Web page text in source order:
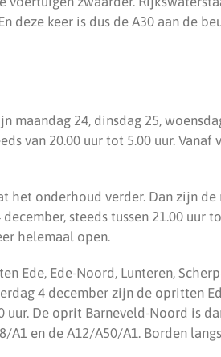
deze keer is dus de A30 aan de
maandag 24, dinsdag 25,
van 20.00 uur tot 5.00 uur. Vanaf
het onderhoud verder. Dan zijn
steeds tussen 21.00 uur
helemaal open.
Ede, Ede-Noord, Lunteren,
4 december zijn de opritten
uur. De oprit Barneveld-Noord is
en de A12/A50/A1. Borden